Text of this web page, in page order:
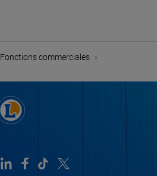
Fonctions commerciales ›